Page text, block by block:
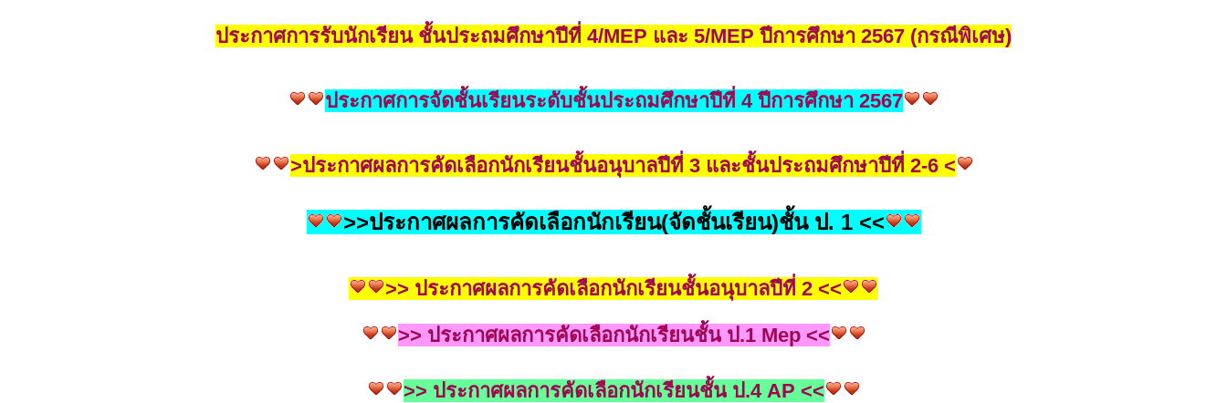
ประกาศการรับนักเรียน ชั้นประถมศึกษาปีที่ 4/MEP และ 5/MEP ปีการศึกษา 2567 (กรณีพิเศษ)
ประกาศการจัดชั้นเรียนระดับชั้นประถมศึกษาปีที่ 4 ปีการศึกษา 2567
>ประกาศผลการคัดเลือกนักเรียนชั้นอนุบาลปีที่ 3 และชั้นประถมศึกษาปีที่ 2-6 <
>>ประกาศผลการคัดเลือกนักเรียน(จัดชั้นเรียน)ชั้น ป. 1 <<
>> ประกาศผลการคัดเลือกนักเรียนชั้นอนุบาลปีที่ 2 <<
>> ประกาศผลการคัดเลือกนักเรียนชั้นป.1 Mep <<
>> ประกาศผลการคัดเลือกนักเรียนชั้นป.4 AP <<